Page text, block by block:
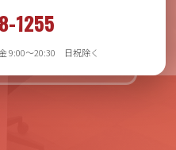
1255
9:00〜20:30 日祝除く
〜20:30
除く